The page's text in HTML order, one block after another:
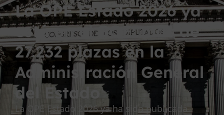
La OPE Estado 2026 ya
está en el BOE: más de
27.232 plazas en la
Administración General
del Estado
La OPE Estado 2026 ya ha sido publicada